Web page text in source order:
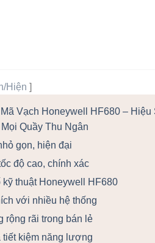
Hiện ]
Vạch Honeywell HF680 – Hiệu
Quầy Thu Ngân
gọn, hiện đại
độ cao, chính xác
kỹ thuật Honeywell HF680
với nhiều hệ thống
rộng rãi trong bán lẻ
tiết kiệm năng lượng